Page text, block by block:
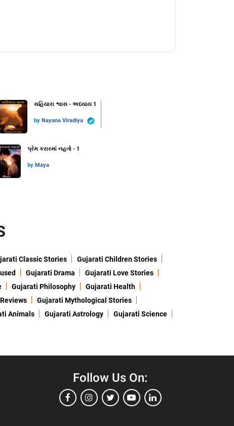
સહિયારા શ્વાસ - અધ્યાય 1
by Nayana Viradiya
પ્રેમ કરારમાં નહતો - 1
by Maya
Classic Stories
Gujarati Children Stories
Gujarati Drama
Gujarati Love Stories
Gujarati Philosophy
Gujarati Health
Gujarati Mythological Stories
Animals Gujarati Astrology
Gujarati Science
Follow Us On: